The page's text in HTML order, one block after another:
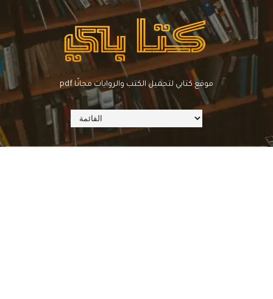
pdf موقع كتابي لتحميل الكتب والروايات مجانًا